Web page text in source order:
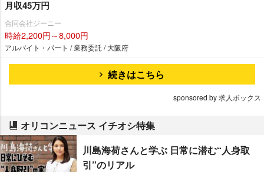
月収45万円
合同会社ジーニー
時給2,200円～8,000円
アルバイト・パート / 業務委託 / 大阪府
続きはこちら
sponsored by 求人ボックス
オリコンニュース イチオシ特集
川島海荷さんと学ぶ 日常に潜む“人身取
引”のリアル